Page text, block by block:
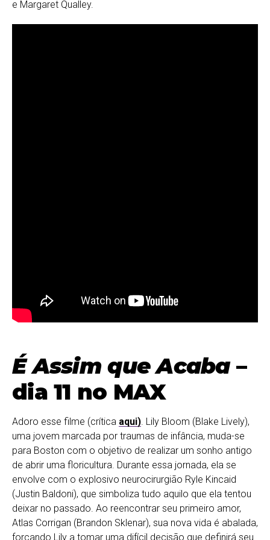
e Margaret Qualley.
É Assim que Acaba–
dia 11 no MAX
Adoro esse filme (crítica aqui) . Lily Bloom (Blake Lively),
uma jovem marcada por traumas de infância, muda-se
para Boston com o objetivo de realizar um sonho antigo
de abrir uma floricultura. Durante essa jornada, ela se
envolve com o explosivo neurocirurgião Ryle Kincaid
(Justin Baldoni), que simboliza tudo aquilo que ela tentou
deixar no passado. Ao reencontrar seu primeiro amor,
Atlas Corrigan (Brandon Sklenar), sua nova vida é abalada,
forçando Lily a tomar uma difícil decisão que definirá seu